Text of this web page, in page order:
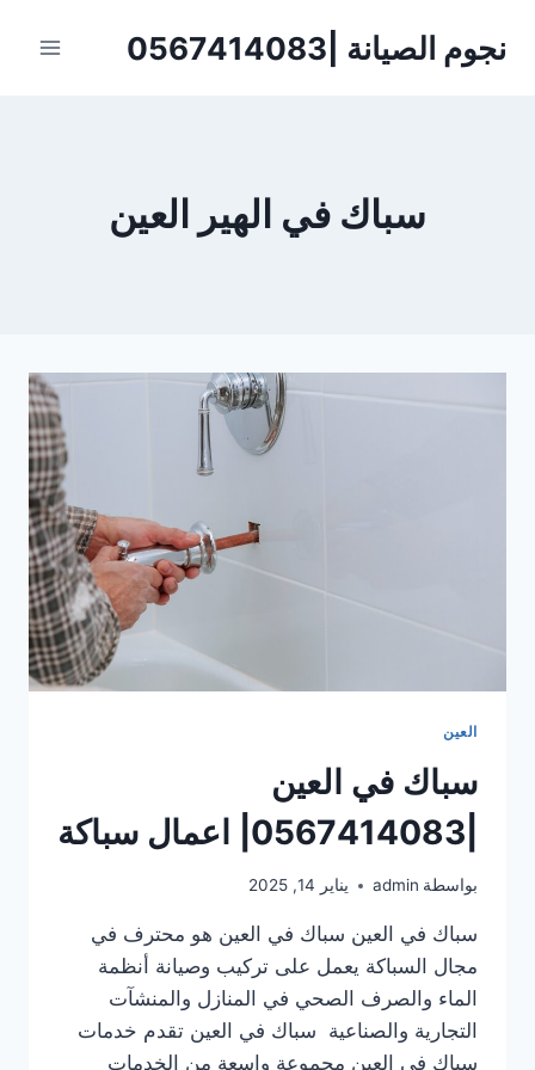
نجوم الصيانة |0567414083
سباك في الهير العين
العين
سباك في العين
بواسطة admin يناير 14, 2025
سباك في العين سباك في العين هو محترف في
مجال السباكة يعمل على تركيب وصيانة أنظمة
الماء والصرف الصحي في المنازل والمنشآت
التجارية والصناعية سباك في العين تقدم خدمات
سباك في العين مجموعة واسعة من الخدمات